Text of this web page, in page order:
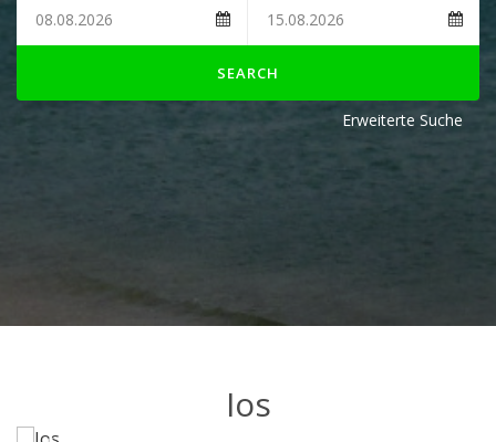
SEARCH
Erweiterte Suche
Ios